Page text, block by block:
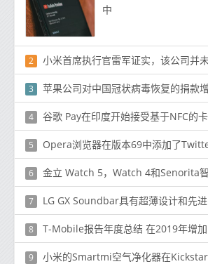
中
2 小米首席执行官雷军证实，该公司并
3 苹果公司对中国冠状病毒恢复的捐款
4 谷歌 Pay在印度开始接受基于NFC的
5 Opera浏览器在版本69中添加了
6 金立 Watch 5，Watch 4和Senorita
7 LG GX Soundbar具有超薄设计和先进的音频
8 T-Mobile报告年度总结 在2019年增
9 小米的Smartmi空气净化器在Kickstarter